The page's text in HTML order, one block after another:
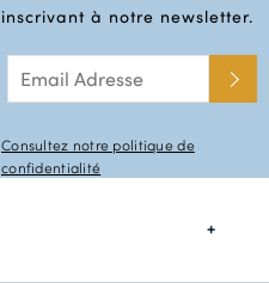
inscrivant à notre newsletter.
Consultez notre politique de
confidentialité